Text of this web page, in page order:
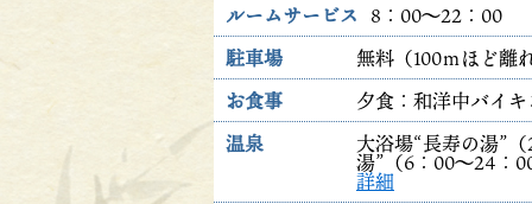
ルームサービス 8：00～22：00
駐車場
無料（100ｍほど離
お食事
夕食：和洋中バイ
温泉
大浴場“長寿の湯”
湯”（6：00～24：
詳細